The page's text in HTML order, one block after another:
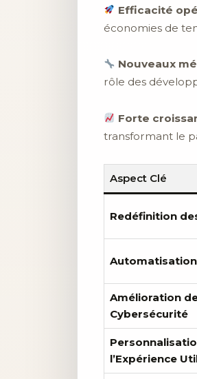
Efficacité
économies de
Nouveaux
rôle des
Forte
transformant le
Aspect Clé
Redéfinition
Automatisation
Amélioration
Cybersécurité
l’Expérience